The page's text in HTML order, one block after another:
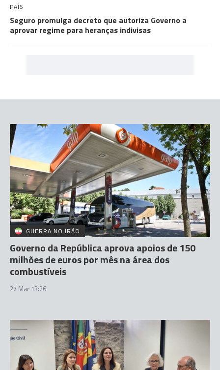
PAÍS
Seguro promulga decreto que autoriza Governo a
aprovar regime para heranças indivisas
GUERRA NO IRÃO
Governo da República aprova apoios de 150
milhões de euros por mês na área dos
combustíveis
27 Mar 13:26